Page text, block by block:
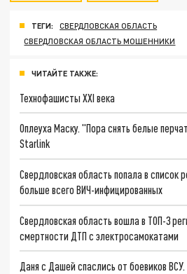
ТЕГИ:
СВЕРДЛОВСКАЯ ОБЛАСТЬ
СВЕРДЛОВСКАЯ ОБЛАСТЬ МОШЕННИКИ
ЧИТАЙТЕ ТАКЖЕ:
Технофашисты XXI века
Оплеуха Маску. "Пора снять белые
Starlink
Свердловская область попала в список
больше всего ВИЧ-инфицированных
Свердловская область вошла в ТОП-3
смертности ДТП с электросамокатами
Даня с Дашей спаслись от боевиков